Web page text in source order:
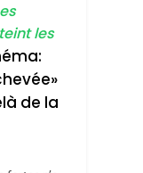
Pays
Le
les
de la